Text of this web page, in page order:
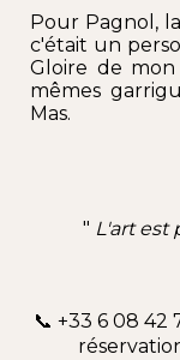
Pour Pagnol, la
c'était un
Gloire de
mêmes
Mas.
" L'art est
📞 +33 6 08 42